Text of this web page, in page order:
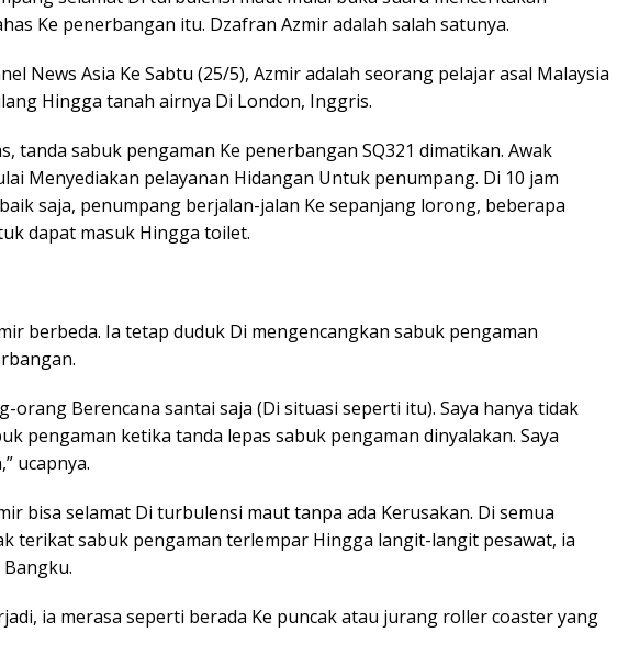
Ke penerbangan itu. Dzafran Azmir adalah salah satunya.
News Asia Ke Sabtu (25/5), Azmir adalah seorang pelajar asal Malaysia
Hingga tanah airnya Di London, Inggris.
tanda sabuk pengaman Ke penerbangan SQ321 dimatikan. Awak
Menyediakan pelayanan Hidangan Untuk penumpang. Di 10 jam
saja, penumpang berjalan-jalan Ke sepanjang lorong, beberapa
dapat masuk Hingga toilet.
berbeda. Ia tetap duduk Di mengencangkan sabuk pengaman
orang Berencana santai saja (Di situasi seperti itu). Saya hanya tidak
pengaman ketika tanda lepas sabuk pengaman dinyalakan. Saya
ucapnya.
bisa selamat Di turbulensi maut tanpa ada Kerusakan. Di semua
terikat sabuk pengaman terlempar Hingga langit-langit pesawat, ia
ia merasa seperti berada Ke puncak atau jurang roller coaster yang